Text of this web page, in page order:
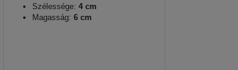
Szélessége: 4 cm
Magasság: 6 cm